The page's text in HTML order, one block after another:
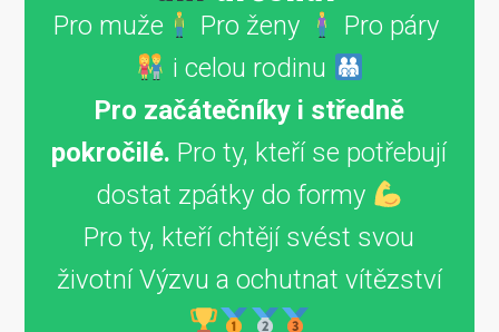
Pro muže Pro ženy
Pro páry
i celou rodinu
Pro začátečníky i středně
pokročilé. Pro ty, kteří se potřebují
dostat zpátky do formy
Pro ty, kteří chtějí svést svou
životní Výzvu a ochutnat vítězství